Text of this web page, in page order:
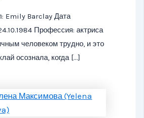
Emily Barclay Дата
Профессия: актриса
человеком трудно, и это
осознала, когда […]